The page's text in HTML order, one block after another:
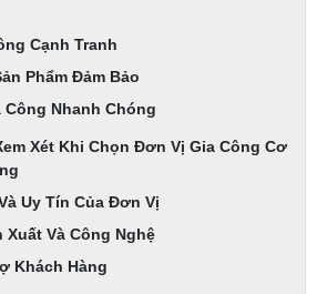
Cạnh Tranh
Phẩm Đảm Bảo
Công Nhanh Chóng
Xét Khi Chọn Đơn Vị Gia Công Cơ
Uy Tín Của Đơn Vị
Xuất Và Công Nghệ
Khách Hàng